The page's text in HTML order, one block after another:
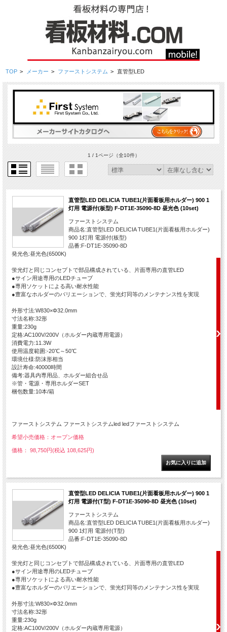
TOP > メーカー > ファーストシステム > 直管型LED
1 / 1ページ（全10件）
直管型LED DELICIA TUBE1(片面看板用ホルダー) 900 1
灯用 電源付(板型) F-DT1E-35090-8D 昼光色 (10set)
ファーストシステム
商品名:直管型LED DELICIA TUBE1(片面看板用ホルダー)
900 1灯用 電源付(板型)
品番:F-DT1E-35090-8D
発光色:昼光色(6500K)
蛍光灯と同じコンセプトで部品構成されている、片面専用の直管LED
●サイン用途専用のLEDチューブ
●専用ソケットによる高い耐水性能
●豊富なホルダーのバリエーションで、蛍光灯同等のメンテナンス性を実現
外形寸法:W830×Φ32.0mm
寸法名称:32形
重量:230g
定格:AC100V/200V（ホルダー内蔵専用電源）
消費電力:11.3W
使用温度範囲:-20℃～50℃
環境仕様:防沫形相当
設計寿命:40000時間
備考:器具内専用品、ホルダー組合せ品
※管・電源・専用ホルダーSET
梱包数量:10本/箱
ファーストシステム ファーストシステムled ledファーストシステム
希望小売価格：オープン価格
価格： 98,750円(税込 108,625円)
直管型LED DELICIA TUBE1(片面看板用ホルダー) 900 1
灯用 電源付(T型) F-DT1E-35090-8D 昼光色 (10set)
ファーストシステム
商品名:直管型LED DELICIA TUBE1(片面看板用ホルダー)
900 1灯用 電源付(T型)
品番:F-DT1E-35090-8D
発光色:昼光色(6500K)
蛍光灯と同じコンセプトで部品構成されている、片面専用の直管LED
●サイン用途専用のLEDチューブ
●専用ソケットによる高い耐水性能
●豊富なホルダーのバリエーションで、蛍光灯同等のメンテナンス性を実現
外形寸法:W830×Φ32.0mm
寸法名称:32形
重量:230g
定格:AC100V/200V（ホルダー内蔵専用電源）